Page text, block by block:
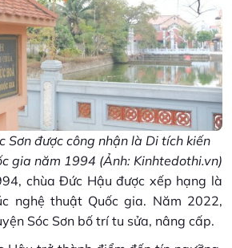
Sơn được công nhận là Di tích kiến
gia năm 1994 (Ảnh: Kinhtedothi.vn)
chùa Đức Hậu được xếp hạng là
nghệ thuật Quốc gia. Năm 2022,
Sóc Sơn bố trí tu sửa, nâng cấp.